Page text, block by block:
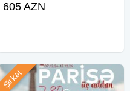
Italio ilə - Roma Termini 09:10 -
605 AZN
Şirkət